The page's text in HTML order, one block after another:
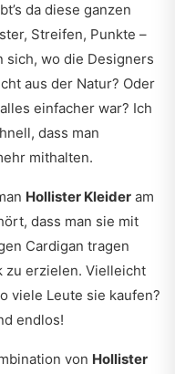
da diese ganzen
Streifen, Punkte –
sich, wo die Designers
aus der Natur? Oder
einfacher war? Ich
dass man
mithalten.
Hollister Kleider am
dass man sie mit
Cardigan tragen
zu erzielen. Vielleicht
viele Leute sie kaufen?
endlos!
von Hollister